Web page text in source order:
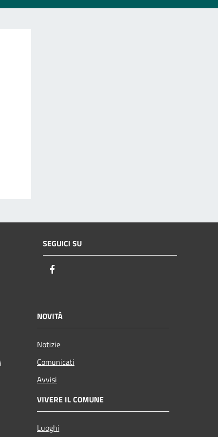
SEGUICI SU
NOVITÀ
Notizie
Comunicati
Avvisi
VIVERE IL COMUNE
Luoghi